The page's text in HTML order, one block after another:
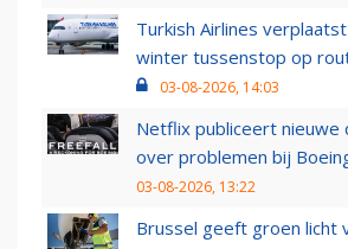
Turkish Airlines
winter tussenstop op
03-08-2026, 14:03
Netflix publiceert nieuwe
over problemen bij
03-08-2026, 13:22
Brussel geeft groen licht